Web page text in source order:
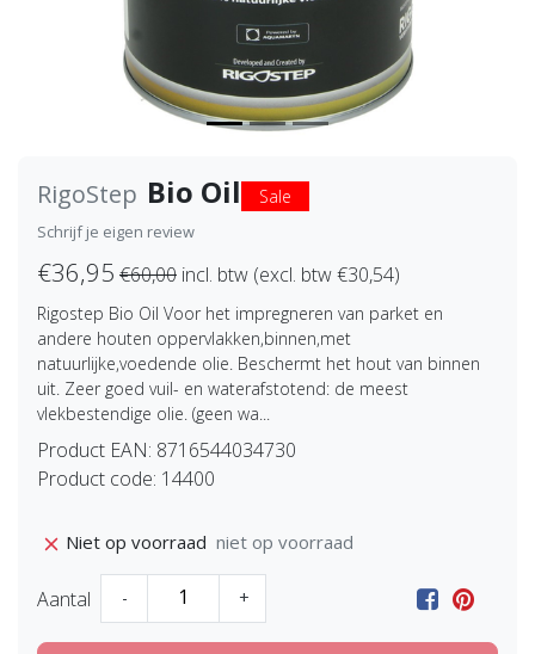
RigoStep Bio Oil Sale
Schrijf je eigen review
€36,95 €60,00 incl. btw (excl. btw €30,54)
Rigostep Bio Oil Voor het impregneren van parket en
andere houten oppervlakken,binnen,met
natuurlijke,voedende olie. Beschermt het hout van binnen
uit. Zeer goed vuil- en waterafstotend: de meest
vlekbestendige olie. (geen wa...
Product EAN: 8716544034730
Product code: 14400
Niet op voorraad niet op voorraad
Aantal - +